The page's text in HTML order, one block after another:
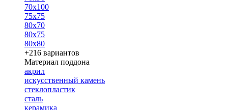
70х100
75х75
80х70
80х75
80х80
+216 вариантов
Материал поддона
акрил
искусственный камень
стеклопластик
сталь
керамика